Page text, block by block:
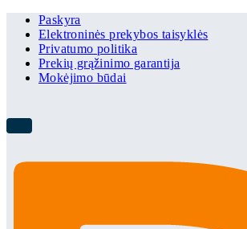
Paskyra
Elektroninės prekybos taisyklės
Privatumo politika
Prekių grąžinimo garantija
Mokėjimo būdai